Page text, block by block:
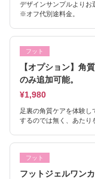
デザインサンプルより
※オフ代別途料金。
フット
【オプション】
のみ追加可能。
¥1,980
足裏の角質ケアを体験
するのでは無く、あたり
フット
フットジェルワン